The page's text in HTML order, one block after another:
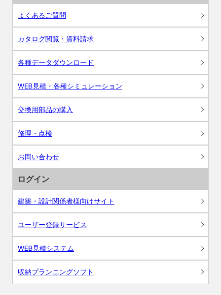
よくあるご質問
カタログ閲覧・資料請求
各種データダウンロード
WEB見積・各種シミュレーション
交換用部品の購入
修理・点検
お問い合わせ
ログイン
建築・設計関係者様向けサイト
ユーザー登録サービス
WEB見積システム
収納プランニングソフト